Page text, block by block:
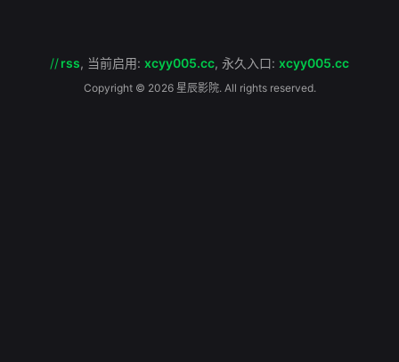
//rss, 当前启用: xcyy005.cc, 永久入口: xcyy005.cc
Copyright © 2026 星辰影院. All rights reserved.